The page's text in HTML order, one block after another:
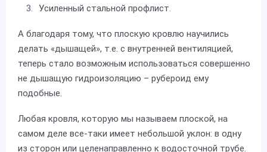
Усиленный стальной профлист.
А благодаря тому, что плоскую кровлю научились
делать «дышащей», т.е. с внутренней вентиляцией,
теперь стало возможным использоваться совершенно
не дышащую гидроизоляцию – рубероид ему
подобные.
Любая кровля, которую мы называем плоской, на
самом деле все-таки имеет небольшой уклон: в одну
из сторон или целенаправленно к водосточной трубе.